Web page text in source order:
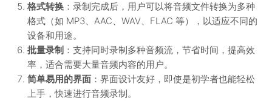
格式转换 ：录制完成后，用户可以将音频文件转换为多种
格式（如 MP3、AAC、WAV、FLAC 等），以适应不同的
设备和用途。
批量录制 ：支持同时录制多种音频流，节省时间，提高效
率，适合需要大量音频内容的用户。
简单易用的界面 ：界面设计友好，即使是初学者也能轻松
上手，快速进行音频录制。